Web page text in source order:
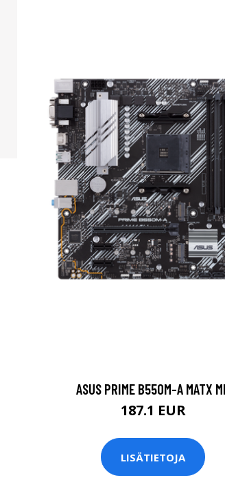
ASUS PRIME B550M-A MATX
187.1 EUR
LISÄTIETOJA